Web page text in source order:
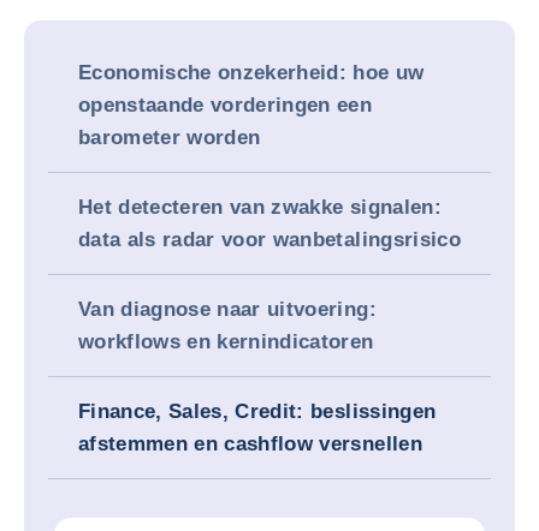
Economische onzekerheid: hoe uw
openstaande vorderingen een
barometer worden
Het detecteren van zwakke signalen:
data als radar voor wanbetalingsrisico
Van diagnose naar uitvoering:
workflows en kernindicatoren
Finance, Sales, Credit: beslissingen
afstemmen en cashflow versnellen